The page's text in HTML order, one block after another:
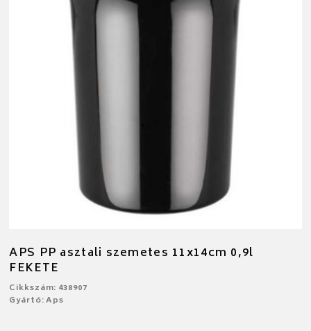
APS PP asztali szemetes 11x14cm 0,9l
FEKETE
Cikkszám: 438907
Gyártó: Aps